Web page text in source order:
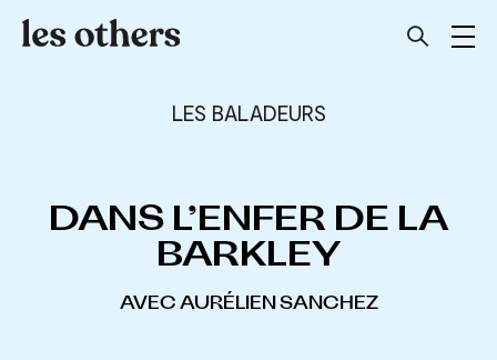
LES BALADEURS
DANS L’ENFER DE LA
BARKLEY
AVEC AURÉLIEN SANCHEZ